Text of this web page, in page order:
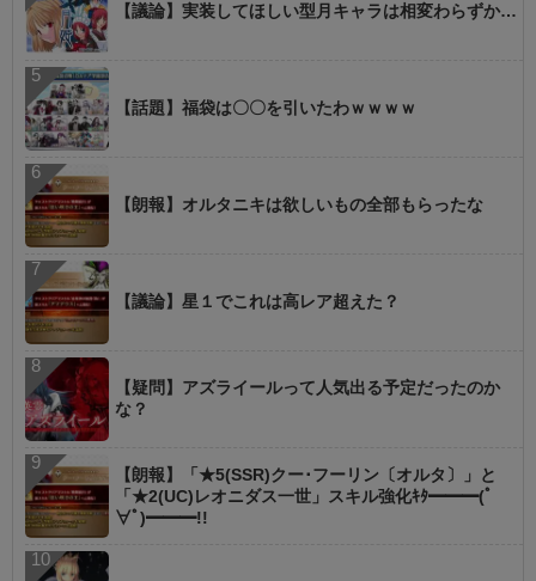
【議論】実装してほしい型月キャラは相変わらずか…
【話題】福袋は〇〇を引いたわｗｗｗｗ
【朗報】オルタニキは欲しいもの全部もらったな
【議論】星１でこれは高レア超えた？
【疑問】アズライールって人気出る予定だったのか
な？
【朗報】「★5(SSR)クー･フーリン〔オルタ〕」と
「★2(UC)レオニダス一世」スキル強化ｷﾀ━━━(ﾟ
∀ﾟ)━━━!!